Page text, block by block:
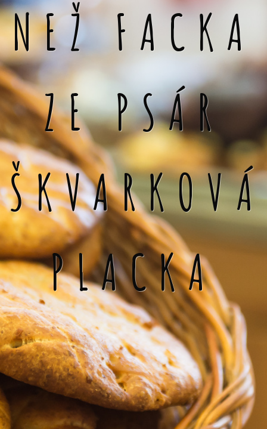
NEŽ FACKA
ZE PSÁR
ŠKVARKOVÁ
PLACKA